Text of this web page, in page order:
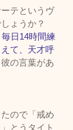
テというヴ
ょうか？
日14時間練
て、天才呼
の言葉があ
ので「戒め
とうタイト